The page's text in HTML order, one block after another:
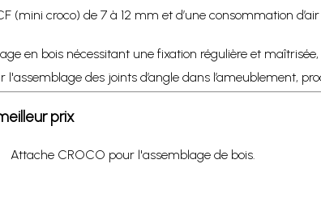
(mini croco) de 7 à 12 mm et d’une consommation
en bois nécessitant une fixation régulière et
des joints d’angle dans l’ameublement,
prix
Attache CROCO pour l'assemblage de bois.